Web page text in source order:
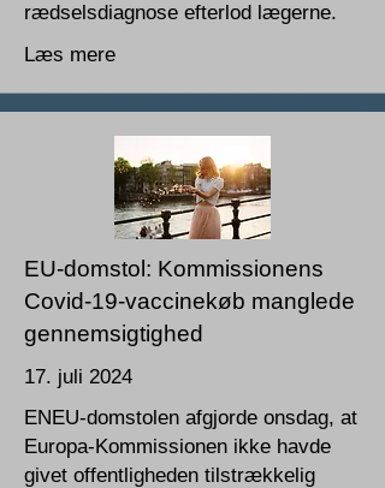
rædselsdiagnose efterlod lægerne.
Læs mere
EU-domstol: Kommissionens
Covid-19-vaccinekøb manglede
gennemsigtighed
17. juli 2024
ENEU-domstolen afgjorde onsdag, at
Europa-Kommissionen ikke havde
givet offentligheden tilstrækkelig